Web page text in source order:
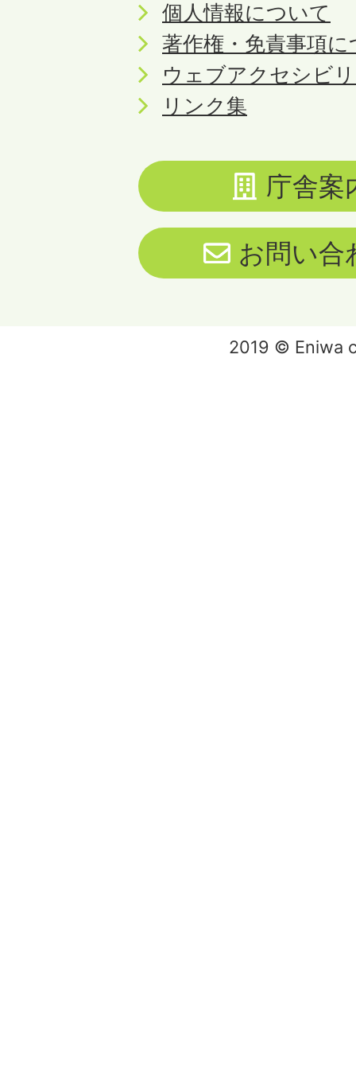
個人情報について
著作権・免責事項
ウェブアクセシビ
リンク集
庁舎案
お問い合
2019 © Eniwa